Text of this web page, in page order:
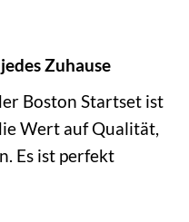
Zuhause
Boston Startset ist
Wert auf Qualität,
Es ist perfekt